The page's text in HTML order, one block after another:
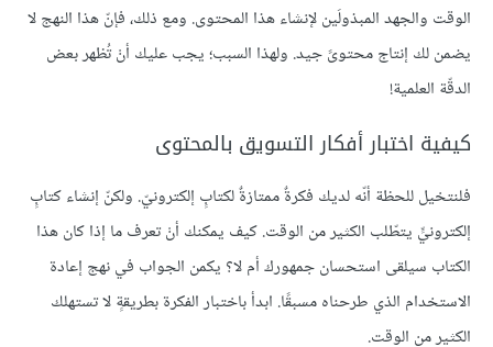
الوقت والجهد المبذولَين لإنشاء هذا المحتوى. ومع ذلك، فإنّ هذا النهج لا
يضمن لك إنتاج محتوىً جيد. ولهذا السبب؛ يجب عليك أنْ تُظهر بعض
الدقّة العلمية!
كيفية اختبار أفكار التسويق بالمحتوى
فلنتخيل للحظة أنّه لديك فكرةٌ ممتازةٌ لكتابٍ إلكترونيّ. ولكنّ إنشاء كتابٍ
إلكترونيٍّ يتطّلب الكثير من الوقت. كيف يمكنك أنْ تعرف ما إذا كان هذا
الكتاب سيلقى استحسان جمهورك أم لا؟ يكمن الجواب في نهج إعادة
الاستخدام الذي طرحناه مسبقًا. ابدأ باختبار الفكرة بطريقةٍ لا تستهلك
الكثير من الوقت.